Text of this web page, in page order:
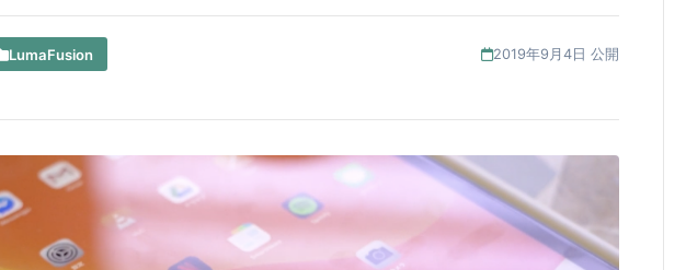
LumaFusion 2019年9月4日 公開